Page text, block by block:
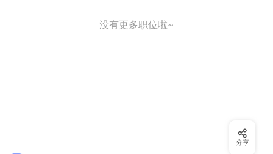
没有更多职位啦~
分享